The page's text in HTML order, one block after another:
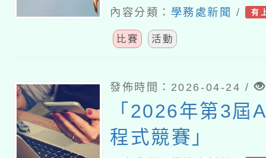
內容分類： 學務處新聞 / 有
比賽 活動
發佈時間：2026-04-24 /
「2026年第3屆
程式競賽」